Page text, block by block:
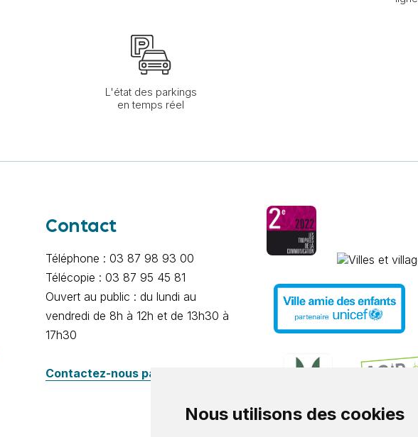
Nous utilisons des cookies
L'état des parkings
en temps réel
Contact
Téléphone : 03 87 98 93 00
Télécopie : 03 87 95 45 81
Ouvert au public : du lundi au
vendredi de 8h à 12h et de 13h30 à
17h30
Contactez-nous par e-mail